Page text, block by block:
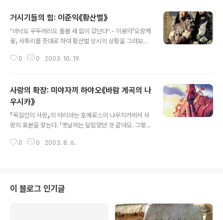
거시기들의 힘: 이준익《황산벌》
"아낙도 우두머리도 돌볼 새 없이 갔단다" - 이용악「오랑캐
꽃」 사투리를 줏대로 하여 황산벌 당시의 상황을 그려보겠
광고전략이었다. 하지만 실제에 있어서는 《황산벌》은 웃음
몇 '리얼'하다는 전쟁영화에서 쓰인 '들고 찍기hand hel
d'의 방법이 여기에서도 쓰였는데, 그것은 꽤 희화화 되긴
했지만 그 가운데서도 참혹함을 여실히 보여주고 있는 전
쟁의 장면들을 자세히 그리고 있다. 희화화된 전쟁도 여전
드들로 무장한 두 진영의 '욕' 싸움에서 그대로 드러난다.
0 0 2003. 10. 19.
사랑의 확장: 미야자끼 하야오《바람 계곡의 나
우시카》
『독일인의 사랑』의 마리아는 호메로스의 나우지카에서 사
랑의 표본을 찾는다. 「옛날에는 달랐었던 것 같아요. 그렇지
며 섬세한 여인을 만들어 낼 수 있었겠어요? […] 오늘날의
인의 사랑』신역판, 차경아 옮김, 문예출판사, 1987, 84-8
5쪽. 맥락은 다르지만 미야자끼의 애니메이션에서도 그 본
질적인 것은 다르지 않다. 결국은 '사랑없음'이 모든 문제의
발단이고 '사랑'이 모든 문제의 해결책이다. 사랑이 진부한
0 0 2003. 8. 6.
이 블로그 인기글